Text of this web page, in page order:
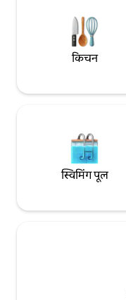
किचन
स्विमिंग पूल